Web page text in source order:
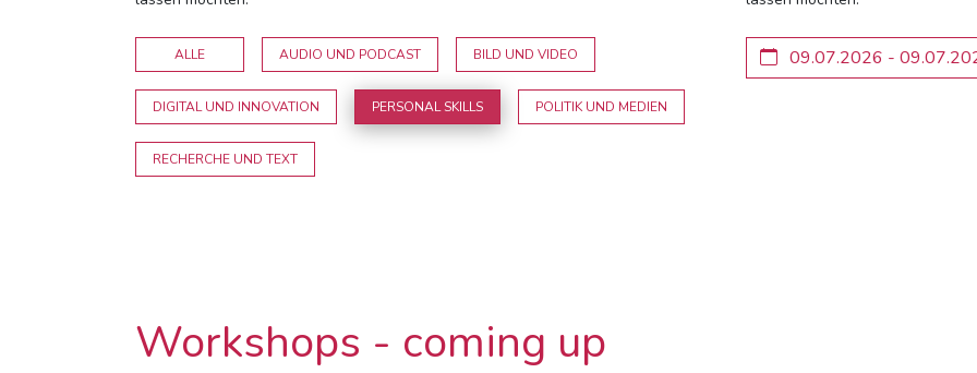
ALLE AUDIO UND PODCAST BILD UND VIDEO
DIGITAL UND INNOVATION PERSONAL SKILLS POLITIK UND MEDIEN
RECHERCHE UND TEXT
Workshops - coming up